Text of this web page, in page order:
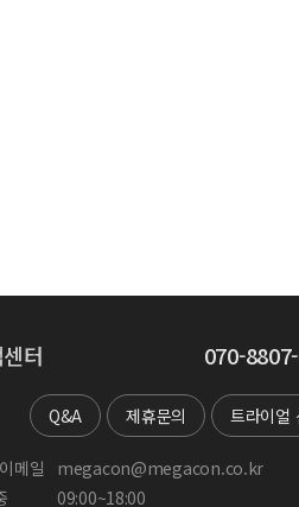
터 070-
Q&A 제휴문의 트라이얼
메일
megacon@megacon.co.kr
09:00~18:00